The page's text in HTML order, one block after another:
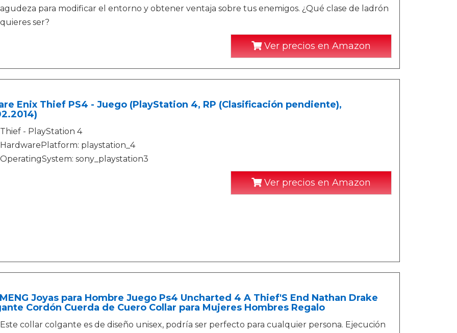
agudeza para modificar el entorno y obtener ventaja sobre tus enemigos. ¿Qué clase de ladrón
quieres ser?
Ver precios en Amazon
Enix Thief PS4 - Juego (PlayStation 4, RP (Clasificación pendiente),
Thief - PlayStation 4
HardwarePlatform: playstation_4
OperatingSystem: sony_playstation3
Ver precios en Amazon
Joyas para Hombre Juego Ps4 Uncharted 4 A Thief'S End Nathan Drake
Cordón Cuerda de Cuero Collar para Mujeres Hombres Regalo
Este collar colgante es de diseño unisex, podría ser perfecto para cualquier persona. Ejecución